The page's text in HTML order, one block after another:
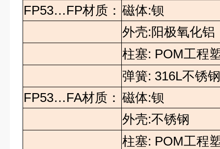
FP53…FP材质： 磁体:钡
外壳:阳极氧化铝
柱塞: POM工程
弹簧: 316L不锈
FP53…FA材质： 磁体:钡
外壳:不锈钢
柱塞: POM工程